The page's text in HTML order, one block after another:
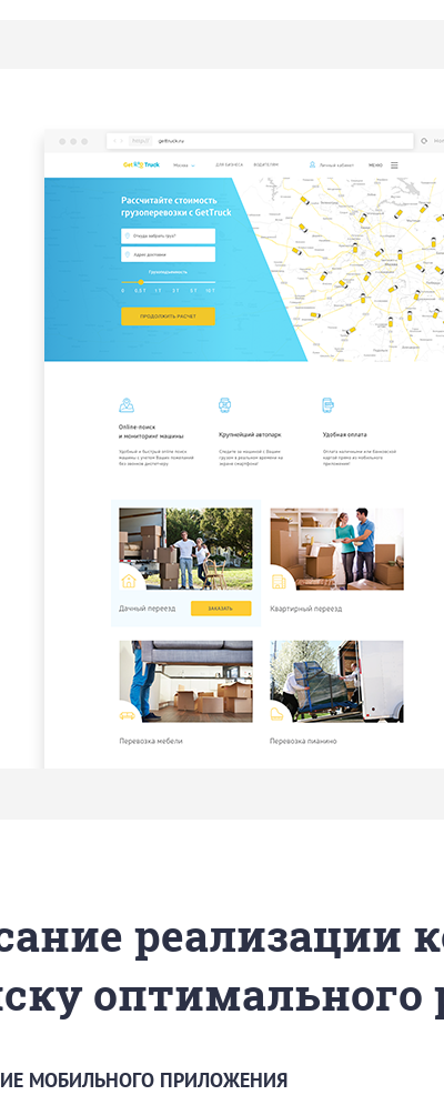
реализации
МОБИЛЬНОГО ПРИЛОЖЕНИЯ